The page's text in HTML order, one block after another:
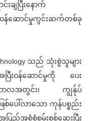
ချပြီးနောက်
ဆောင်မှုကွင်းဆက်တစ်ခု
သည် သုံးစွဲသူများ
ြီးဝန်ဆောင်မှုကို ပေး
လအတွင်း၊ ကျွန်ုပ်
ပေါ်လာသော ကုန်ပစ္စည်း
အစုံစုံစမ်းစစ်ဆေးပြီး